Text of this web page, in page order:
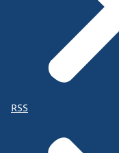
RSS